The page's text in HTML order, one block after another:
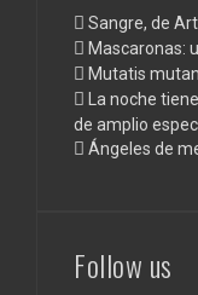
Sangre, de
Mascaronas:
Mutatis
La noche
de amplio
Ángeles de
Follow us